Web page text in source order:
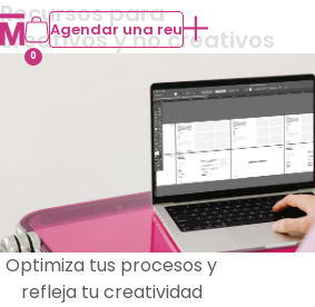
0
Agendar una reu
Recursos para
creativos y no creativos
Optimiza tus procesos y
refleja tu creatividad